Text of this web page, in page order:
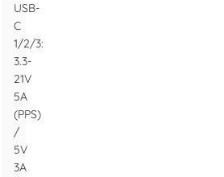
USB-
C
1/2/3:
3.3-
21V
5A
(PPS)
/
5V
3A